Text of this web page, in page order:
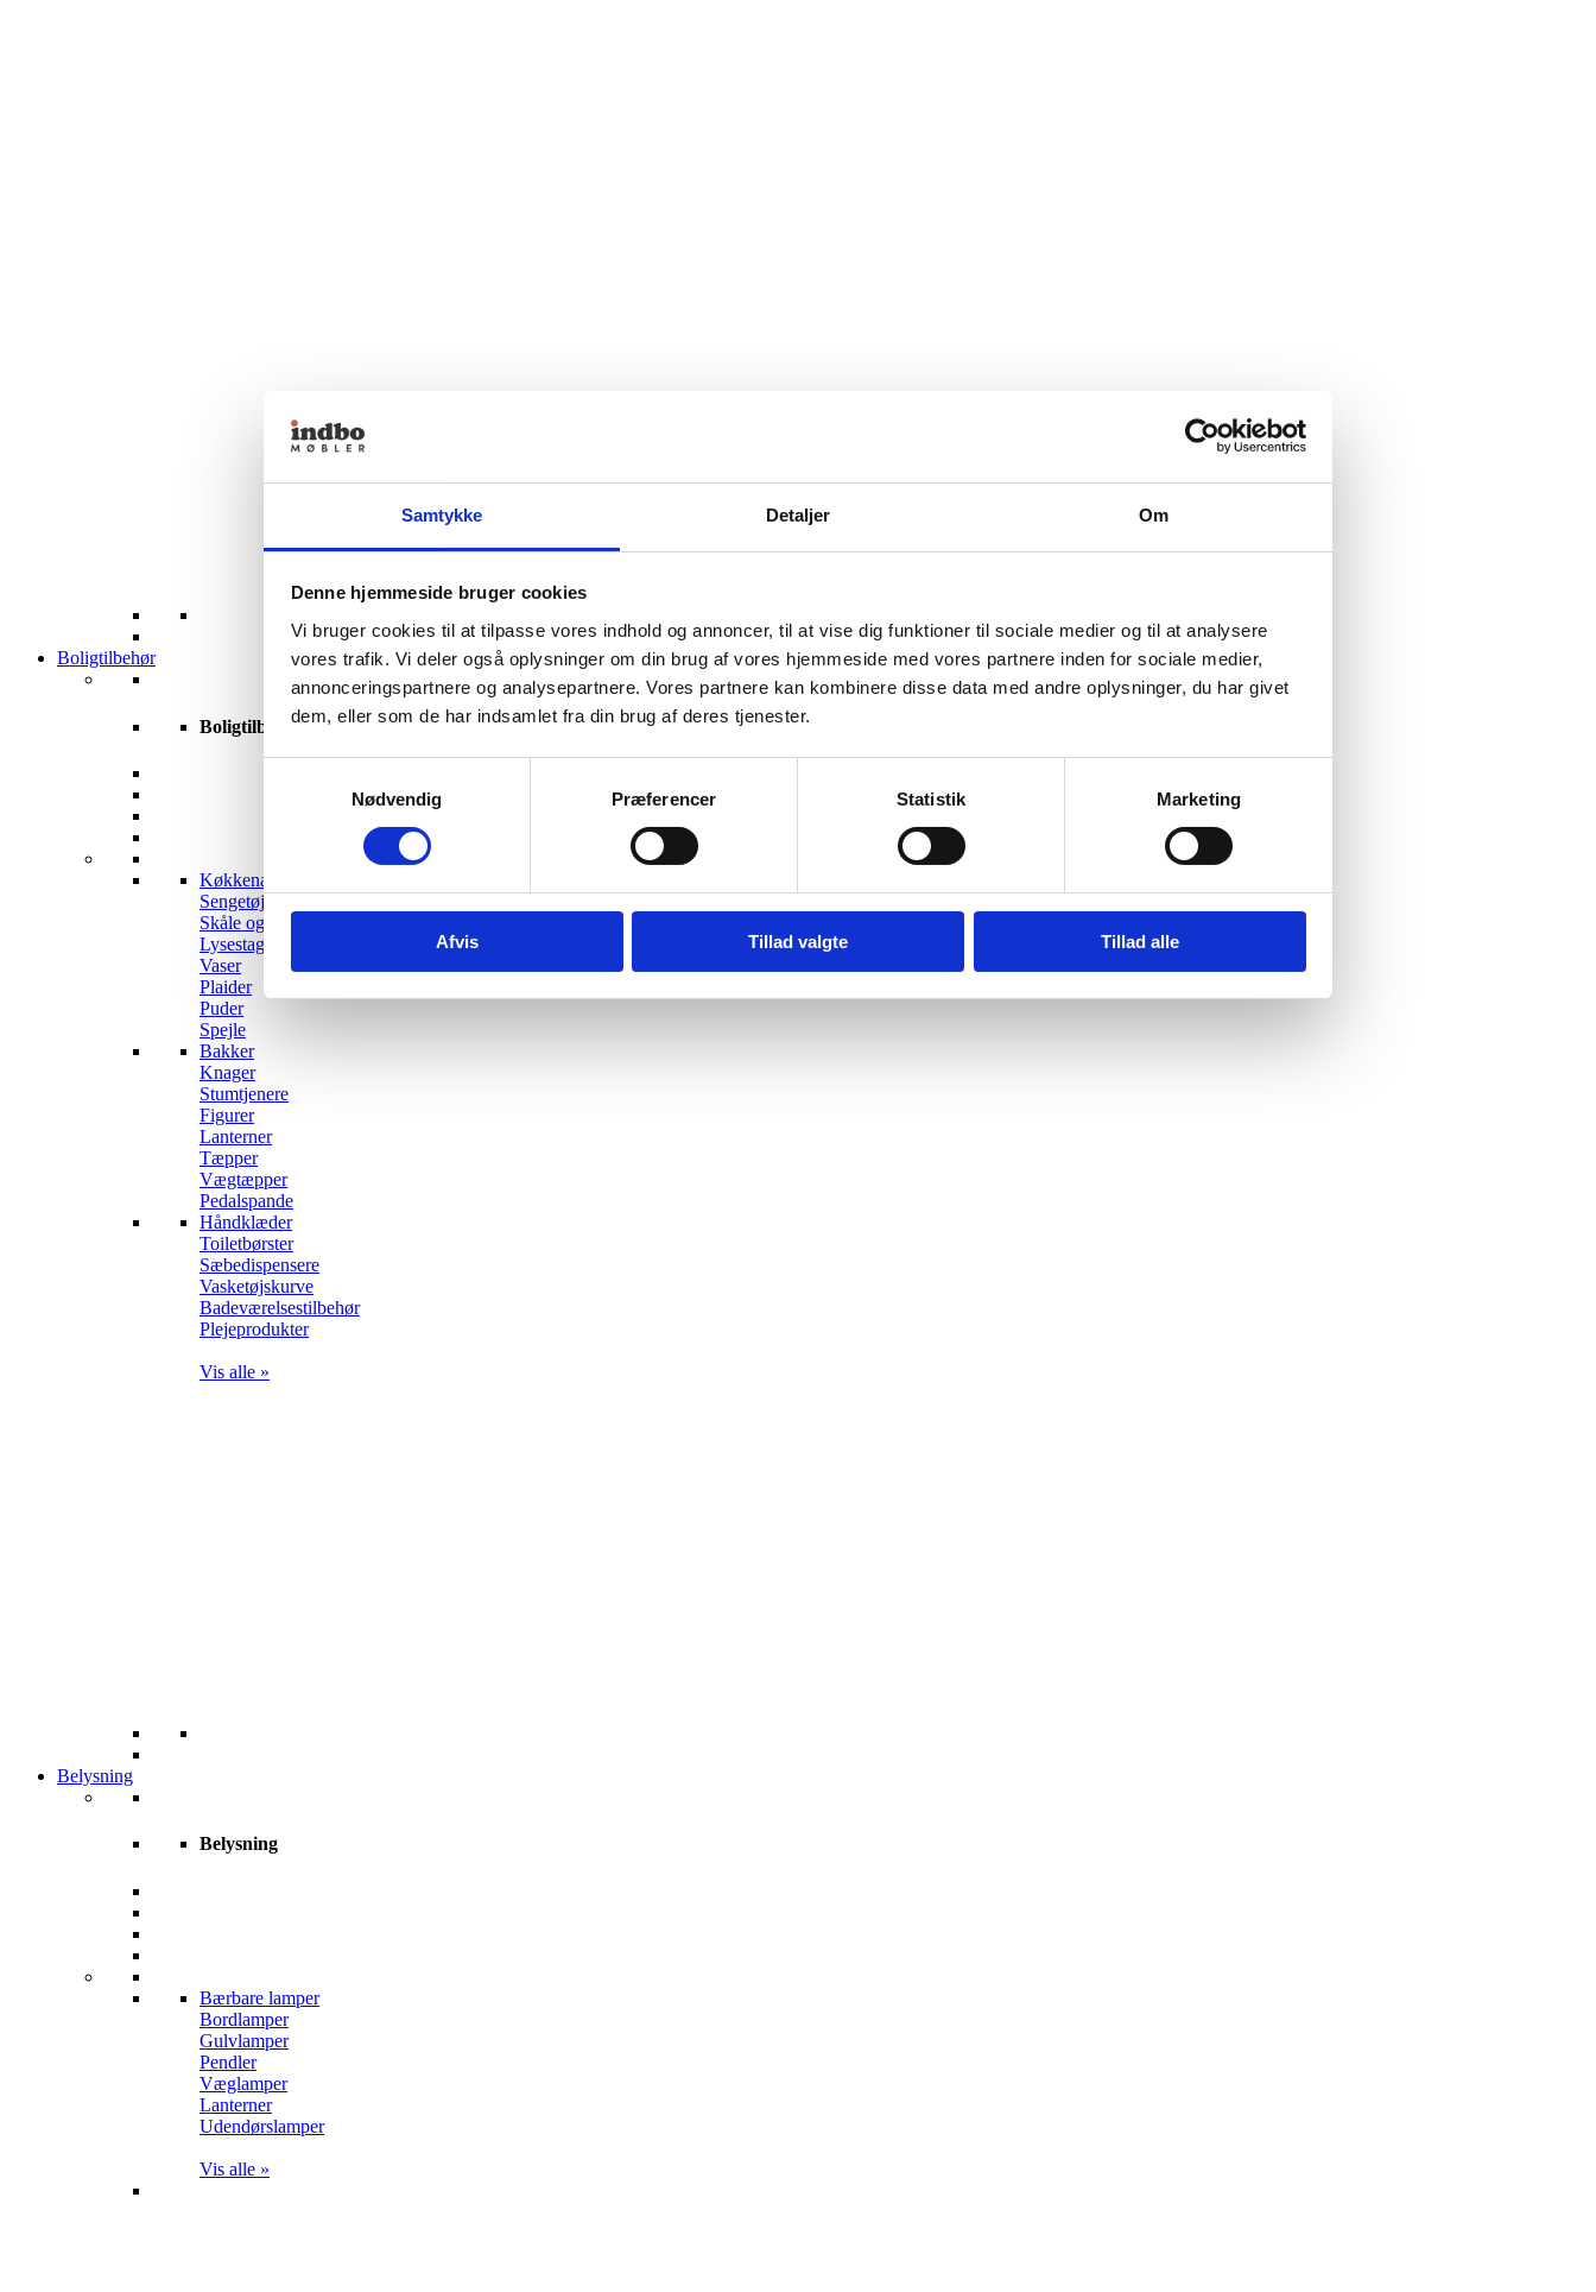
Samtykke Detaljer Om
Denne hjemmeside bruger cookies
Vi bruger cookies til at tilpasse vores indhold og annoncer, til at vise dig funktioner til sociale medier og til at analysere
vores trafik. Vi deler også oplysninger om din brug af vores hjemmeside med vores partnere inden for sociale medier,
annonceringspartnere og analysepartnere. Vores partnere kan kombinere disse data med andre oplysninger, du har givet
dem, eller som de har indsamlet fra din brug af deres tjenester.
Nødvendig
Præferencer Statistik Marketing
Afvis Tillad valgte Tillad alle
Boligtilbehør
Boligtilbehør
Køkkenartikler
Sengetøj
Skåle og fade
Lysestager og lys
Vaser
Plaider
Puder
Spejle
Bakker
Knager
Stumtjenere
Figurer
Lanterner
Tæpper
Vægtæpper
Pedalspande
Håndklæder
Toiletbørster
Sæbedispensere
Vasketøjskurve
Badeværelsestilbehør
Plejeprodukter
Vis alle »
Belysning
Belysning
Bærbare lamper
Bordlamper
Gulvlamper
Pendler
Væglamper
Lanterner
Udendørslamper
Vis alle »